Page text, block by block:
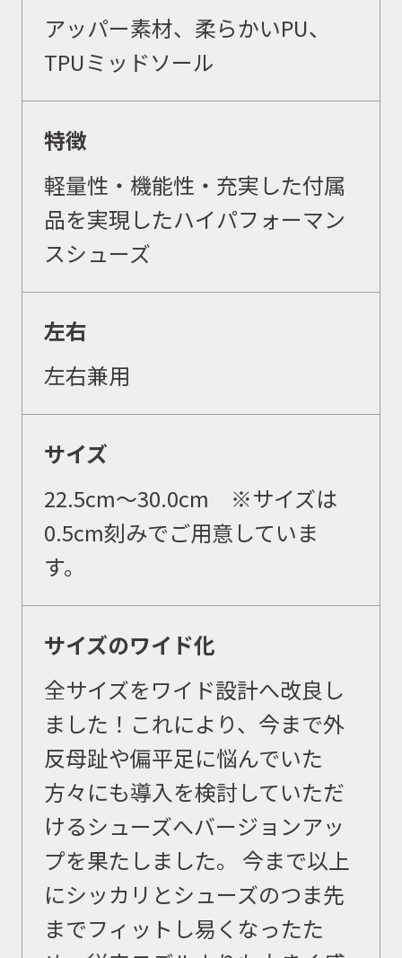
取扱ブランド
商品カタログ
取扱店舗
WEBショップ
アッパー素材、柔らかいPU、
TPUミッドソール
特徴
軽量性・機能性・充実した付属
品を実現したハイパフォーマン
スシューズ
左右
左右兼用
サイズ
22.5cm〜30.0cm ※サイズは
0.5cm刻みでご用意していま
す。
サイズのワイド化
全サイズをワイド設計へ改良し
ました！これにより、今まで外
反母趾や偏平足に悩んでいた
方々にも導入を検討していただ
けるシューズへバージョンアッ
プを果たしました。 今まで以上
にシッカリとシューズのつま先
までフィットし易くなったた